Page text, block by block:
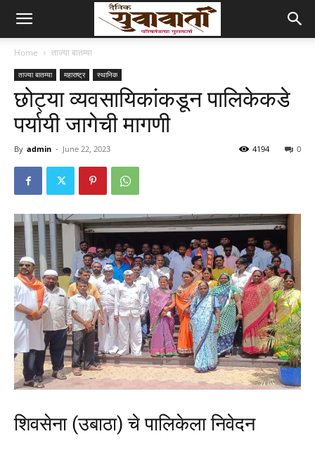
Home ताज्या बातम्या
ताज्या बातम्या महाराष्ट्र स्थानिक
छोट्या व्यवसायिकांकडून पालिकेकडे
पर्यायी जागेची मागणी
By admin - June 22, 2023 0
4194
शिवसेना (उबाठा) चे पालिकेला निवेदन